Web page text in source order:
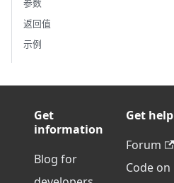
参数
返回值
示例
Get
information
Blog for
Get help
Forum
Code on